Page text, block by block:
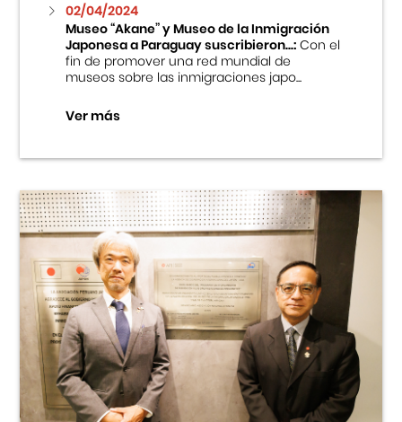
02/04/2024
Museo “Akane” y Museo de la Inmigración
Japonesa a Paraguay suscribieron...:Con el
fin de promover una red mundial de
museos sobre las inmigraciones japo...
Ver más